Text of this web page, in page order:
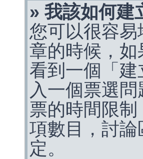
» 我該如何建
您可以很容
章的時候，
看到一個「
入一個票選
票的時間限
項數目，討
定。